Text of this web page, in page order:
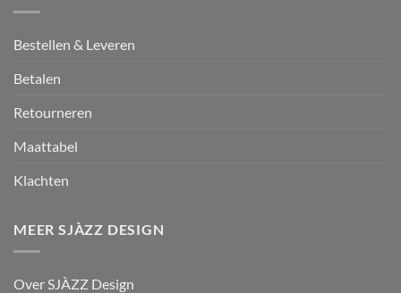
Bestellen & Leveren
Betalen
Retourneren
Maattabel
Klachten
MEER SJÀZZ DESIGN
Over SJÀZZ Design